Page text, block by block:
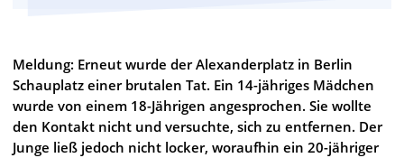
Meldung: Erneut wurde der Alexanderplatz in Berlin
Schauplatz einer brutalen Tat. Ein 14-jähriges Mädchen
wurde von einem 18-Jährigen angesprochen. Sie wollte
den Kontakt nicht und versuchte, sich zu entfernen. Der
Junge ließ jedoch nicht locker, woraufhin ein 20-jähriger